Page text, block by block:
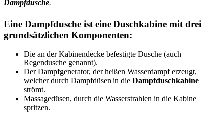
Dampfdusche.
Eine Dampfdusche ist eine Duschkabine mit drei
grundsätzlichen Komponenten:
Die an der Kabinendecke befestigte Dusche (auch
Regendusche genannt).
Der Dampfgenerator, der heißen Wasserdampf erzeugt,
welcher durch Dampfdüsen in die Dampfduschkabine
strömt.
Massagedüsen, durch die Wasserstrahlen in die Kabine
spritzen.